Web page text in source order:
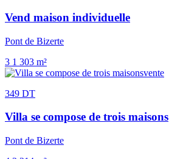
Vend maison individuelle
Pont de Bizerte
3 1 303 m²
vente
349 DT
Villa se compose de trois maisons
Pont de Bizerte